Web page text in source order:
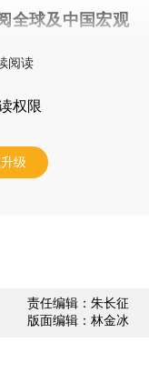
全球及中国宏观
阅读
权限
级
责任编辑：朱长征
版面编辑：林金冰